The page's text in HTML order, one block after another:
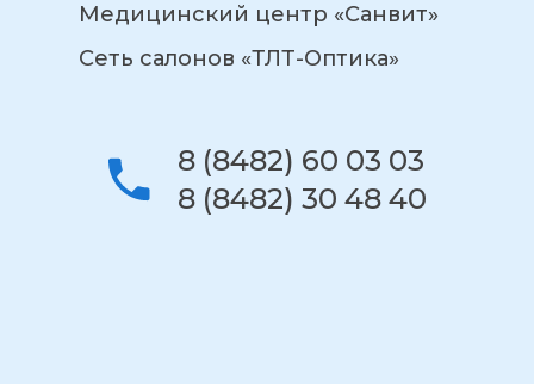
Медицинский центр «Санвит»
Сеть салонов «ТЛТ-Оптика»
8 (8482) 60 03 03
8 (8482) 30 48 40